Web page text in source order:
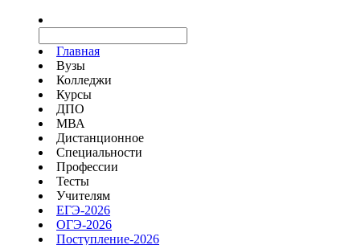
Главная
Вузы
Колледжи
Курсы
ДПО
МВА
Дистанционное
Специальности
Профессии
Тесты
Учителям
ЕГЭ-2026
ОГЭ-2026
Поступление-2026